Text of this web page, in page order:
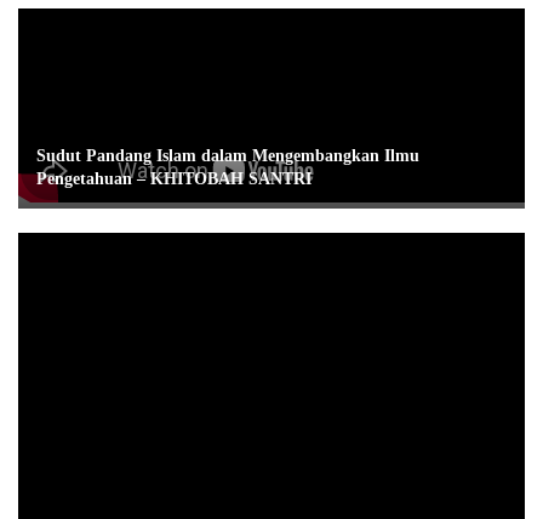
Sudut Pandang Islam dalam Mengembangkan Ilmu
Pengetahuan – KHITOBAH SANTRI